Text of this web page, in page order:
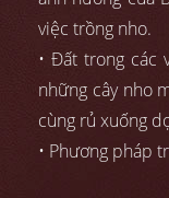
việc trồng nho.
• Đất trong các
những cây nho
cùng rủ xuống
• Phương pháp